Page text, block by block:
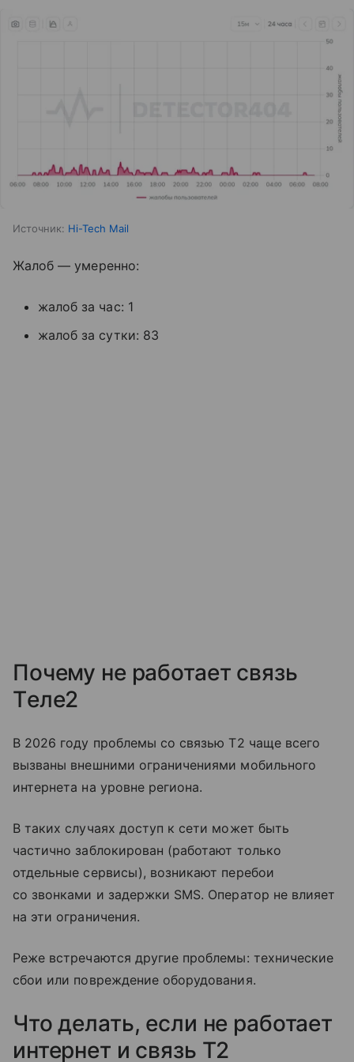
Источник: Hi-Tech Mail
Жалоб — умеренно:
жалоб за час: 1
жалоб за сутки: 83
Почему не работает связь
Tеле2
В 2026 году проблемы со связью T2 чаще всего
вызваны внешними ограничениями мобильного
интернета на уровне региона.
В таких случаях доступ к сети может быть
частично заблокирован (работают только
отдельные сервисы), возникают перебои
со звонками и задержки SMS. Оператор не влияет
на эти ограничения.
Реже встречаются другие проблемы: технические
сбои или повреждение оборудования.
Что делать, если не работает
интернет и связь T2